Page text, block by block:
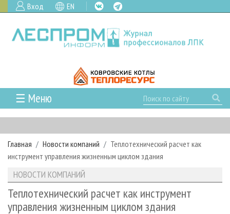
Вход EN
☰ Меню
ГЛАВНАЯ
РУБРИКИ И ТЕМЫ
РУБРИКИ ЖУРНАЛА
ЛЕСНОЕ ХОЗЯЙСТВО
ЛЕСОЗАГОТОВКА
ЛЕСОПИЛЕНИЕ
НОВОСТИ
КАЛЕНДАРЬ СОБЫТИЙ
НОВОСТИ ЛПК
НОВОСТИ ЖУРНАЛА
ПРОЕКТЫ ЛПИ
АНАЛИТИКА
ПРЕДПРИЯТИЯ ЛПК
АРХИВ ЖУРНАЛОВ
О ЖУРНАЛЕ
Главная Новости компаний
Теплотехнический расчет как
инструмент управления жизненным циклом здания
НОВОСТИ КОМПАНИЙ
Теплотехнический расчет как инструмент
управления жизненным циклом здания